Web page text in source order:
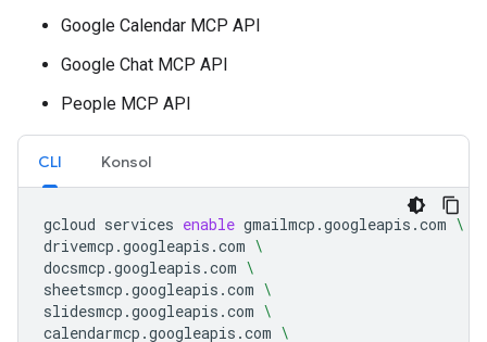
Google Calendar MCP API
Google Chat MCP API
People MCP API
CLI Konsol
gcloud services enable gmailmcp.googleapis.com \
drivemcp.googleapis.com \
docsmcp.googleapis.com \
sheetsmcp.googleapis.com \
slidesmcp.googleapis.com \
calendarmcp.googleapis.com \